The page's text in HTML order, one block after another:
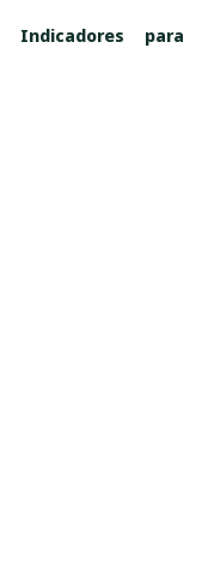
para